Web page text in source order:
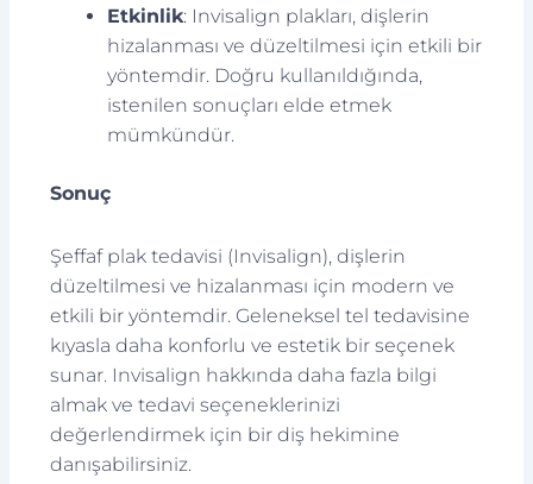
Etkinlik: Invisalign plakları, dişlerin
hizalanması ve düzeltilmesi için etkili bir
yöntemdir. Doğru kullanıldığında,
istenilen sonuçları elde etmek
mümkündür.
Sonuç
Şeffaf plak tedavisi (Invisalign), dişlerin
düzeltilmesi ve hizalanması için modern ve
etkili bir yöntemdir. Geleneksel tel tedavisine
kıyasla daha konforlu ve estetik bir seçenek
sunar. Invisalign hakkında daha fazla bilgi
almak ve tedavi seçeneklerinizi
değerlendirmek için bir diş hekimine
danışabilirsiniz.